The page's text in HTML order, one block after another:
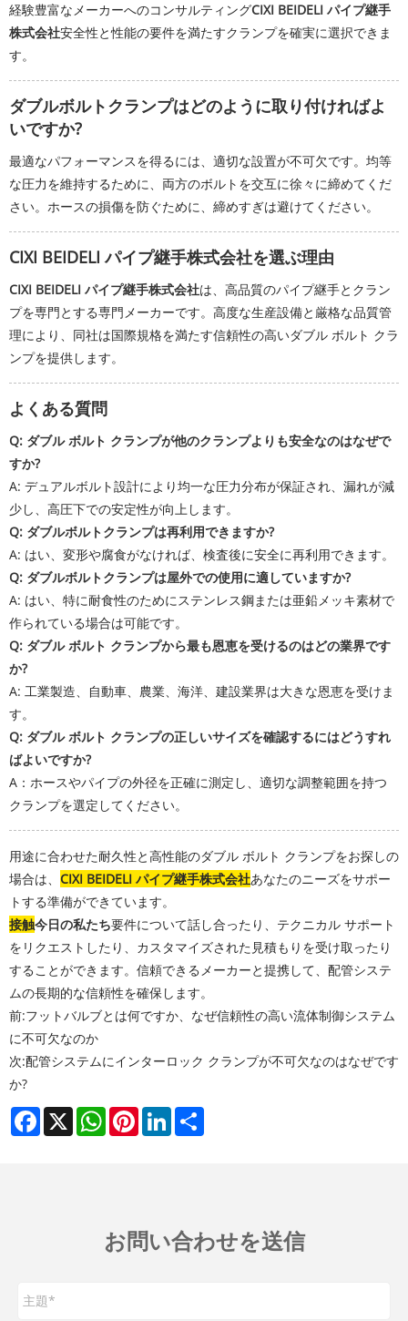
経験豊富なメーカーへのコンサルティングCIXI BEIDELI パイプ継手
株式会社安全性と性能の要件を満たすクランプを確実に選択できま
す。
ダブルボルトクランプはどのように取り付ければよ
いですか?
最適なパフォーマンスを得るには、適切な設置が不可欠です。均等
な圧力を維持するために、両方のボルトを交互に徐々に締めてくだ
さい。ホースの損傷を防ぐために、締めすぎは避けてください。
CIXI BEIDELI パイプ継手株式会社を選ぶ理由
CIXI BEIDELI パイプ継手株式会社は、高品質のパイプ継手とクラン
プを専門とする専門メーカーです。高度な生産設備と厳格な品質管
理により、同社は国際規格を満たす信頼性の高いダブル ボルト クラ
ンプを提供します。
よくある質問
Q: ダブル ボルト クランプが他のクランプよりも安全なのはなぜで
すか?
A: デュアルボルト設計により均一な圧力分布が保証され、漏れが減
少し、高圧下での安定性が向上します。
Q: ダブルボルトクランプは再利用できますか?
A: はい、変形や腐食がなければ、検査後に安全に再利用できます。
Q: ダブルボルトクランプは屋外での使用に適していますか?
A: はい、特に耐食性のためにステンレス鋼または亜鉛メッキ素材で
作られている場合は可能です。
Q: ダブル ボルト クランプから最も恩恵を受けるのはどの業界です
か?
A: 工業製造、自動車、農業、海洋、建設業界は大きな恩恵を受けま
す。
Q: ダブル ボルト クランプの正しいサイズを確認するにはどうすれ
ばよいですか?
A：ホースやパイプの外径を正確に測定し、適切な調整範囲を持つ
クランプを選定してください。
用途に合わせた耐久性と高性能のダブル ボルト クランプをお探しの
場合は、 CIXI BEIDELI パイプ継手株式会社あなたのニーズをサポー
トする準備ができています。
接触今日の私たち要件について話し合ったり、テクニカル サポート
をリクエストしたり、カスタマイズされた見積もりを受け取ったり
することができます。信頼できるメーカーと提携して、配管システ
ムの長期的な信頼性を確保します。
前:フットバルブとは何ですか、なぜ信頼性の高い流体制御システム
に不可欠なのか
次:配管システムにインターロック クランプが不可欠なのはなぜです
か?
Facebook
X WhatsAppPinterestLinkedIn
お問い合わせを送信